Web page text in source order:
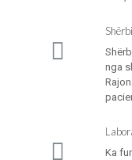
nga
Ka